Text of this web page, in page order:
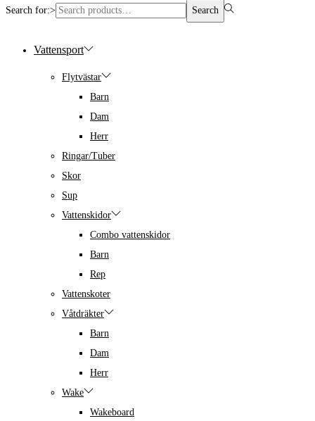
Search for:> Search
Vattensport
Flytvästar
Barn
Dam
Herr
Ringar/Tuber
Skor
Sup
Vattenskidor
Combo vattenskidor
Barn
Rep
Vattenskoter
Våtdräkter
Barn
Dam
Herr
Wake
Wakeboard